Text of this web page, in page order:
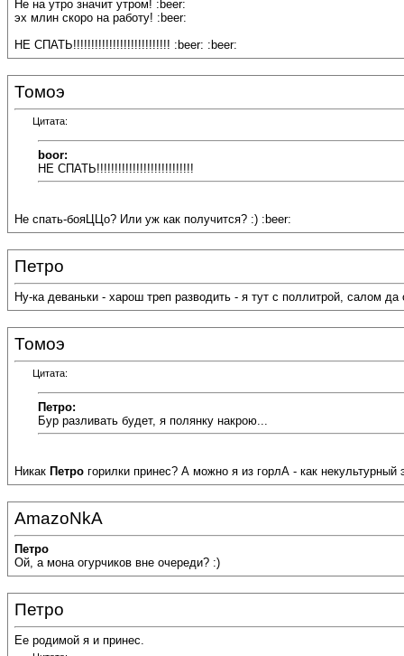
Не на утро значит утром! :beer:
эх млин скоро на работу! :beer:
НЕ СПАТЬ!!!!!!!!!!!!!!!!!!!!!!!!!!! :beer: :beer:
Томоэ
Цитата:
boor:
НЕ СПАТЬ!!!!!!!!!!!!!!!!!!!!!!!!!!!
Не спать-бояЦЦо? Или уж как получится? :) :beer:
Петро
Ну-ка деваньки - харош треп разводить - я тут с поллитрой, салом
Томоэ
Цитата:
Петро:
Бур разливать будет, я полянку накрою...
Никак Петро горилки принес? А можно я из горлА - как
AmazoNkA
Петро
Ой, а мона огурчиков вне очереди? :)
Петро
Ее родимой я и принес.